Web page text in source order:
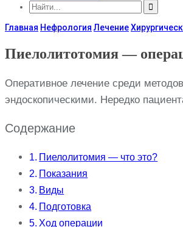
Главная Нефрология Лечение
Пиелолитотомия —
Оперативное лечение среди
эндоскопическими. Нередко
Содержание
Пиелолитомия — что это?
Показания
Виды
Подготовка
Ход операции